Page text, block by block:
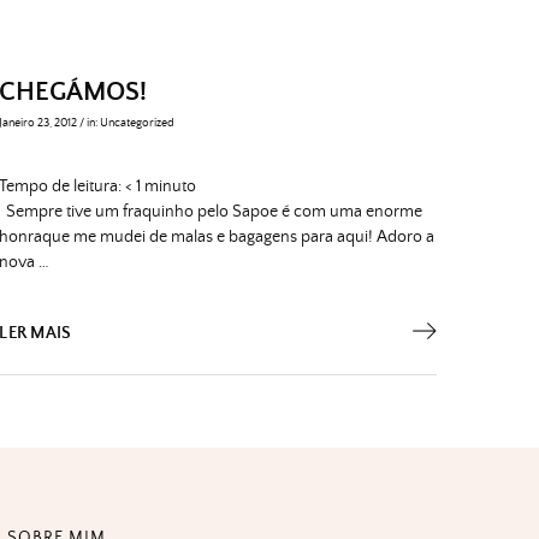
CHEGÁMOS!
Janeiro 23, 2012/in: Uncategorized
Tempo de leitura:< 1 minuto
Sempre tive um fraquinho pelo Sapoe é com uma enorme
honraque me mudei de malas e bagagens para aqui! Adoro a
nova …
LER MAIS